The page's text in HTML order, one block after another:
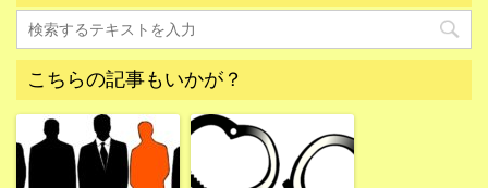
こちらの記事もいかが？